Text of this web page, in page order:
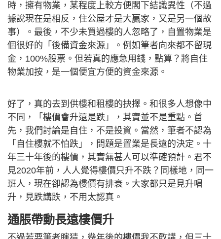
時，擁有物業，某程度上較方便閣下結識異性（不過
據說現在是相反，住公屋才是大贏家，又是另一個故
事）。最後，不少未買過樓的人忽略了，自置物業是
個很好的「後備資金來源」。例如筆者向來都不留現
金，100%股票。但若真的應急用錢，點算？將自住
物業加按，是一個便宜方便的資金來源。
好了，真的去到供樓和租樓的抉擇。和很多人想像中
不同，「樓價會升還是跌」，其實並不是重點。首
先，我們討論是自住，不是投資。當然，筆者不認為
「自住樓就不怕跌」，問題是置業是長遠的決定。十
年三十年後的樓價，其實無甚人可以準確預計。君不
見2020年前，人人覺得樓價只升不跌？同樣地，同一
班人，現在卻認為樓價有排衰。大家都只是見升唱
升，見跌講跌，不用太認真。
通脹帶動長遠樓價升